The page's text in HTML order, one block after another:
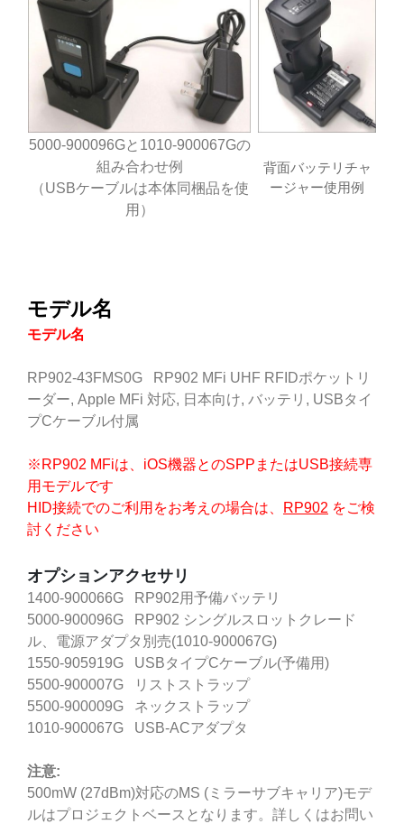
5000-900096Gと1010-900067Gの
組み合わせ例
（USBケーブルは本体同梱品を使
用）
背面バッテリチャ
ージャー使用例
モデル名
モデル名
RP902-43FMS0G RP902 MFi UHF RFIDポケットリ
ーダー, Apple MFi 対応, 日本向け, バッテリ, USBタイ
プCケーブル付属
※RP902 MFiは、iOS機器とのSPPまたはUSB接続専
用モデルです
HID接続でのご利用をお考えの場合は、
RP902 をご検
討ください
オプションアクセサリ
1400-900066G RP902用予備バッテリ
5000-900096G RP902 シングルスロットクレード
ル、電源アダプタ別売(1010-900067G)
1550-905919G USBタイプCケーブル(予備用)
5500-900007G リストストラップ
5500-900009G ネックストラップ
1010-900067G USB-ACアダプタ
注意:
500mW (27dBm)対応のMS (ミラーサブキャリア)モデ
ルはプロジェクトベースとなります。詳しくはお問い